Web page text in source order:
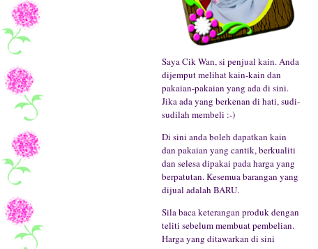
Saya Cik Wan, si penjual kain. Anda
dijemput melihat kain-kain dan
pakaian-pakaian yang ada di sini.
Jika ada yang berkenan di hati, sudi-
sudilah membeli :-)
Di sini anda boleh dapatkan kain
dan pakaian yang cantik, berkualiti
dan selesa dipakai pada harga yang
berpatutan. Kesemua barangan yang
dijual adalah BARU.
Sila baca keterangan produk dengan
teliti sebelum membuat pembelian.
Harga yang ditawarkan di sini